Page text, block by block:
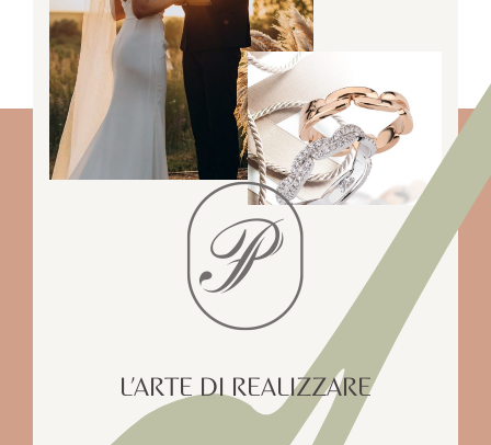
L’ARTE DI REALIZZARE